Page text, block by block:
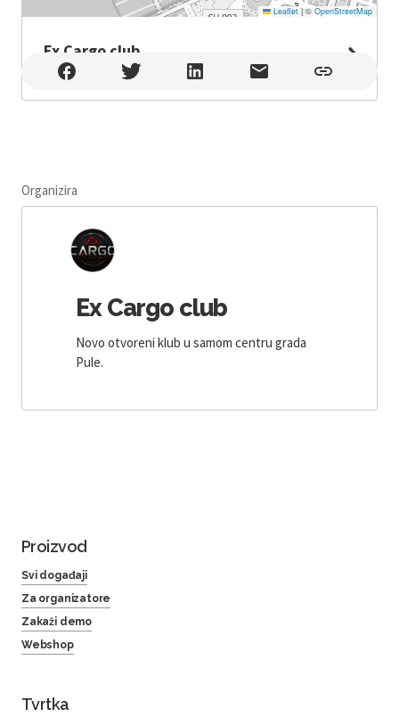
Leaflet |© OpenStreetMap
Ex Cargo club
Ex Cargo club , Pula
Organizira
Ex Cargo club
Novo otvoreni klub u samom centru grada
Pule.
Proizvod
Svi događaji
Za organizatore
Zakaži demo
Webshop
Tvrtka